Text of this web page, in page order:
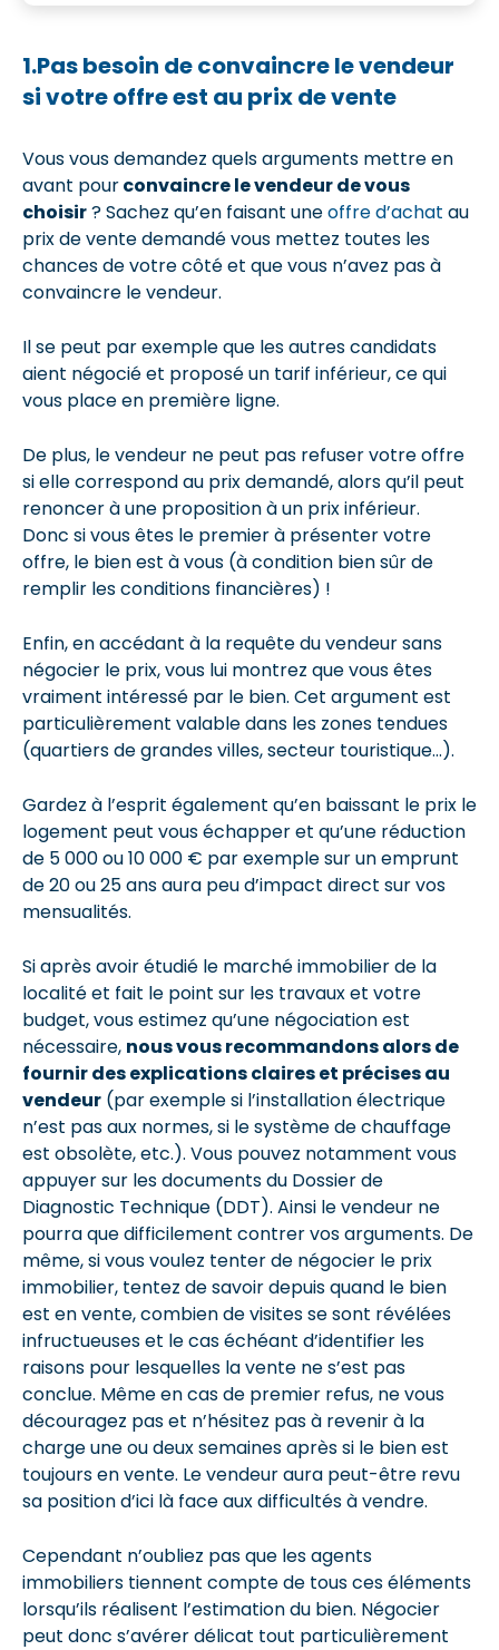
1.Pas besoin de convaincre le vendeur
si votre offre est au prix de vente
Vous vous demandez quels arguments mettre en
avant pourconvaincre le vendeur de vous
choisir? Sachez qu’en faisant uneoffre d’achat au
prix de vente demandé vous mettez toutes les
chances de votre côté et que vous n’avez pas à
convaincre le vendeur.
Il se peut par exemple que les autres candidats
aient négocié et proposé un tarif inférieur, ce qui
vous place en première ligne.
De plus, le vendeur ne peut pas refuser votre offre
si elle correspond au prix demandé, alors qu’il peut
renoncer à une proposition à un prix inférieur.
Donc si vous êtes le premier à présenter votre
offre, le bien est à vous (à condition bien sûr de
remplir les conditions financières) !
Enfin, en accédant à la requête du vendeur sans
négocier le prix, vous lui montrez que vous êtes
vraiment intéressé par le bien. Cet argument est
particulièrement valable dans les zones tendues
(quartiers de grandes villes, secteur touristique…).
Gardez à l’esprit également qu’en baissant le prix le
logement peut vous échapper et qu’une réduction
de 5 000 ou 10 000 € par exemple sur un emprunt
de 20 ou 25 ans aura peu d’impact direct sur vos
mensualités.
Si après avoir étudié le marché immobilier de la
localité et fait le point sur les travaux et votre
budget, vous estimez qu’une négociation est
nécessaire, nous vous recommandons alors de
fournir des explications claires et précises au
vendeur (par exemple si l’installation électrique
n’est pas aux normes, si le système de chauffage
est obsolète, etc.). Vous pouvez notamment vous
appuyer sur les documents du Dossier de
Diagnostic Technique (DDT). Ainsi le vendeur ne
pourra que difficilement contrer vos arguments. De
même, si vous voulez tenter de négocier le prix
immobilier, tentez de savoir depuis quand le bien
est en vente, combien de visites se sont révélées
infructueuses et le cas échéant d’identifier les
raisons pour lesquelles la vente ne s’est pas
conclue. Même en cas de premier refus, ne vous
découragez pas et n’hésitez pas à revenir à la
charge une ou deux semaines après si le bien est
toujours en vente. Le vendeur aura peut-être revu
sa position d’ici là face aux difficultés à vendre.
Cependant n’oubliez pas que les agents
immobiliers tiennent compte de tous ces éléments
lorsqu’ils réalisent l’estimation du bien. Négocier
peut donc s’avérer délicat tout particulièrement